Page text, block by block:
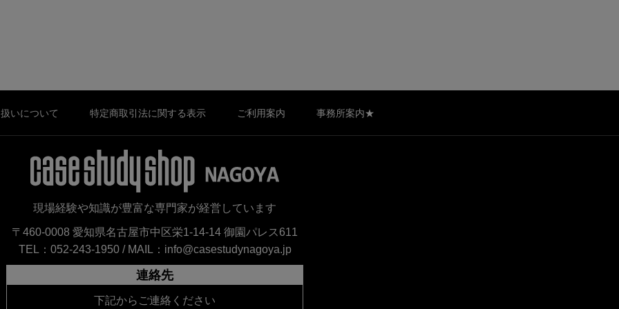
いについて 特定商取引法に関する表示 ご利用案内 事務所案内★
現場経験や知識が豊富な専門家が経営しています
〒460-0008 愛知県名古屋市中区栄1-14-14 御園パレス611
TEL：052-243-1950 / MAIL：info@casestudynagoya.jp
連絡先
下記からご連絡ください